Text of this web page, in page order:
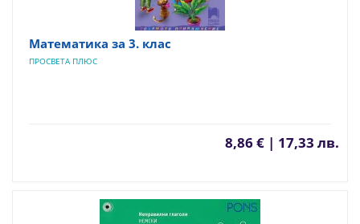
Математика за 3. клас
ПРОСВЕТА ПЛЮС
8,86 € | 17,33 лв.